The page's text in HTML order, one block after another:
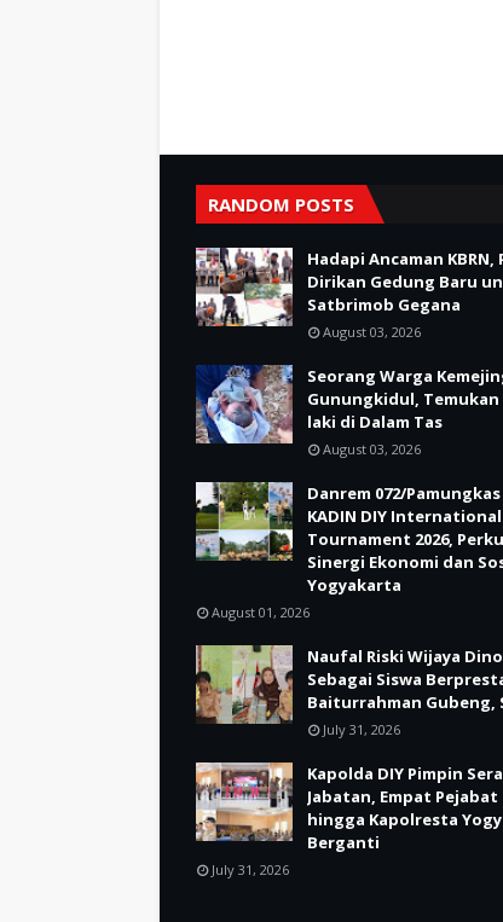
RANDOM POSTS
Hadapi Ancaman KBRN,
Dirikan Gedung Baru
Satbrimob Gegana
August 03, 2026
Seorang Warga
Gunungkidul, Temukan
laki di Dalam Tas
August 03, 2026
Danrem 072/
KADIN DIY
Tournament 2026,
Sinergi Ekonomi dan
Yogyakarta
August 01, 2026
Naufal Riski Wijaya
Sebagai Siswa
Baiturrahman Gubeng,
July 31, 2026
Kapolda DIY Pimpin
Jabatan, Empat Pejabat
hingga Kapolresta
Berganti
July 31, 2026